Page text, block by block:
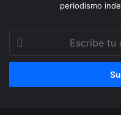
periodismo
correo